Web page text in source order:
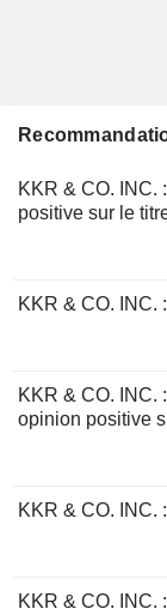
KKR & CO. INC.
positive sur le
KKR & CO. INC.
KKR & CO. INC.
opinion positive
KKR & CO. INC.
KKR & CO. INC.